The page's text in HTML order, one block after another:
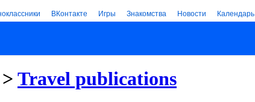
ВКонтакте Игры Знакомства Новости Календарь
> Travel publications